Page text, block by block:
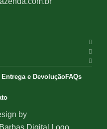
by
Entrega e DevoluçãoFAQs